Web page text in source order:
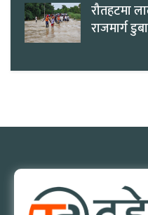
रौतहटमा
राजमार्ग